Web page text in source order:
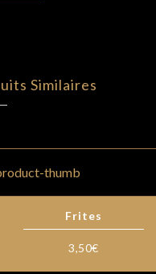
Similaires
Frites
3,50€